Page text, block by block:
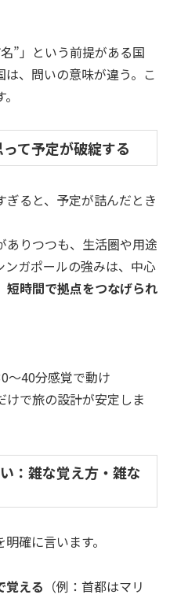
”」という前提がある国
、問いの意味が違う。こ
て予定が破綻する
ぎると、予定が詰んだとき
ありつつも、生活圏や用途
ンガポールの強みは、中心
短時間で拠点をつなげられ
〜40分感覚で動け
けで旅の設計が安定しま
：雑な覚え方・雑な
確に言います。
覚える （例：首都はマリ